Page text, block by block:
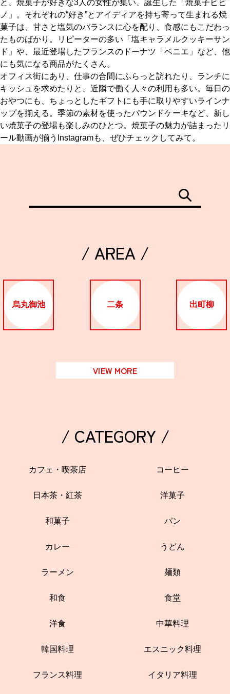
と、焼菓子が好きな3人の女性が集い、誕生した「焼菓子ヒビ
ノ」。それぞれの“好き”とアイディアを持ち寄って生まれる焼
菓子は、甘さと塩気のバランスに心を配り、食感にもこだわっ
たものばかり。リピーターの多い「塩キャラメルクッキーサン
ド」や、最近登場したフランスのドーナツ「ベニエ」など、他
にも気になる商品がたくさん。
オフィス街にあり、仕事の合間にふらっと訪れたり、ランチに
キッシュを求めたりと、近隣で働く人々の利用も多い。毎日の
おやつにも、ちょっとしたギフトにも手に取りやすいラインナ
ップを揃える。季節の素材を使ったパウンドケーキなど、新し
い焼菓子の登場も楽しみのひとつ。焼菓子の魅力が詰まったリ
ール動画が揃うInstagramも、ぜひチェックしてみて。
/ AREA /
烏丸御池 二条 出町柳
VIEW MORE
/ CATEGORY /
カフェ・喫茶店 コーヒー
日本茶・紅茶 洋菓子
和菓子 パン
カレー うどん
ラーメン 麺類
和食 食堂
洋食 中華料理
韓国料理 エスニック料理
フランス料理 イタリア料理